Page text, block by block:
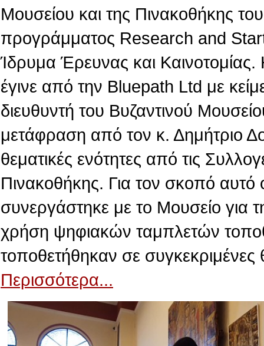
Μουσείου και της Πινακοθήκης
προγράμματος Research and
Ίδρυμα Έρευνας και
έγινε από την Βluepath Ltd με
διευθυντή του Βυζαντινού
μετάφραση από τον κ. Δημήτριο
θεματικές ενότητες από τις
Πινακοθήκης. Για τον σκοπό
συνεργάστηκε με το Μουσείο για
χρήση ψηφιακών ταμπλετών
τοποθετήθηκαν σε
Περισσότερα...